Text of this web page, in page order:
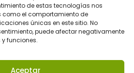
de estas tecnologías nos
como el comportamiento de
únicas en este sitio. No
puede afectar negativamente
funciones.
Aceptar
a 7